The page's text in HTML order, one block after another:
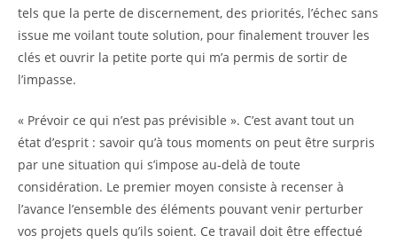
tels que la perte de discernement, des priorités, l’échec sans
issue me voilant toute solution, pour finalement trouver les
clés et ouvrir la petite porte qui m’a permis de sortir de
l’impasse.
« Prévoir ce qui n’est pas prévisible ». C’est avant tout un
état d’esprit : savoir qu’à tous moments on peut être surpris
par une situation qui s’impose au-delà de toute
considération. Le premier moyen consiste à recenser à
l’avance l’ensemble des éléments pouvant venir perturber
vos projets quels qu’ils soient. Ce travail doit être effectué